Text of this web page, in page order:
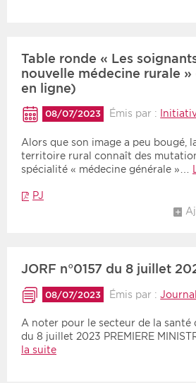
Table ronde « Les
nouvelle médecine rurale »
en ligne)
08/07/2023 Émis par :
Alors que son image a peu bougé,
territoire rural connaît des
spécialité « médecine générale »…
PJ
JORF n°0157 du 8 juillet
08/07/2023 Émis par :
A noter pour le secteur de la santé
du 8 juillet 2023 PREMIERE
la suite